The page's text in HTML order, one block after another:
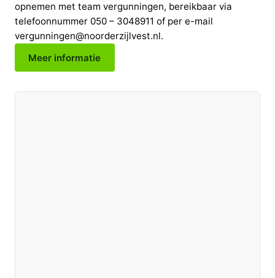
opnemen met team vergunningen, bereikbaar via
telefoonnummer 050 – 3048911 of per e-mail
vergunningen@noorderzijlvest.nl.
Meer informatie